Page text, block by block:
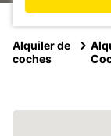
Alquiler de
coches